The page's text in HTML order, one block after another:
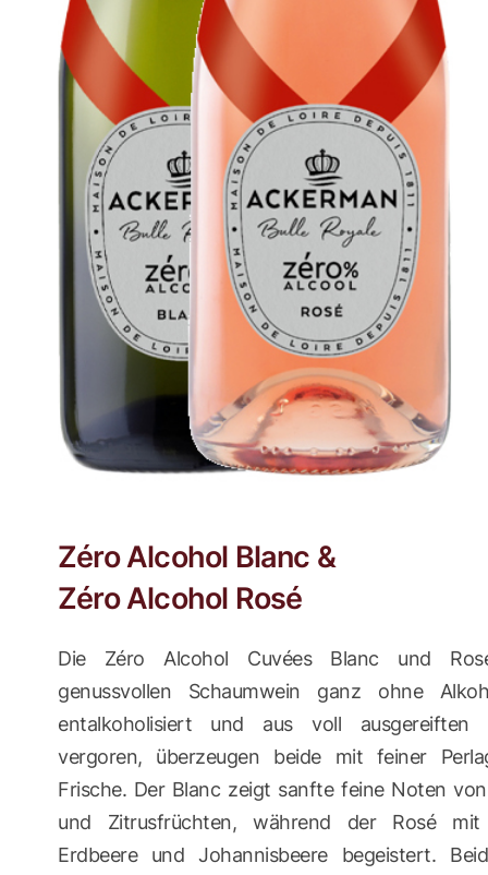
Zéro Alcohol Blanc &
Zéro Alcohol Rosé
Die Zéro Alcohol Cuvées Blanc und
genussvollen Schaumwein ganz ohne
entalkoholisiert und aus voll ausgereiften
vergoren, überzeugen beide mit feiner
Frische. Der Blanc zeigt sanfte feine Noten
und Zitrusfrüchten, während der Rosé
Erdbeere und Johannisbeere begeistert.